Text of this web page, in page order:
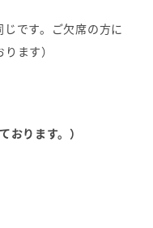
じです。ご欠席の方に
ます）
おります。）